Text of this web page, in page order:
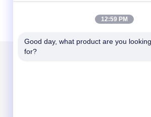
12:59 PM
Good day, what product are you looking
for?